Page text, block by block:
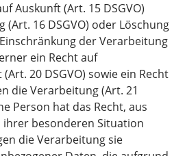
Auskunft (Art. 15 DSGVO)
(Art. 16 DSGVO) oder Löschung
der Verarbeitung
ein Recht auf
20 DSGVO) sowie ein Recht
die Verarbeitung (Art. 21
Person hat das Recht, aus
ihrer besonderen Situation
die Verarbeitung sie